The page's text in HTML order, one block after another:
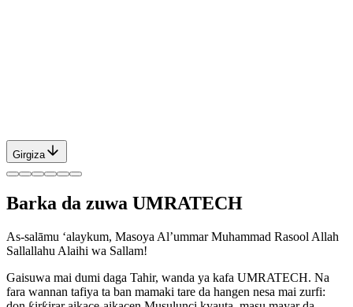
Girgiza
Barka da zuwa UMRATECH
As-salāmu ‘alaykum, Masoya Al’ummar Muhammad Rasool Allah
Sallallahu Alaihi wa Sallam!
Gaisuwa mai dumi daga Tahir, wanda ya kafa UMRATECH. Na
fara wannan tafiya ta ban mamaki tare da hangen nesa mai zurfi: